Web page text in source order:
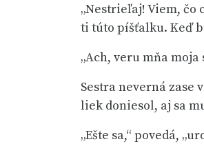
„Nestrieľaj! Viem, čo
ti túto píšťalku. Keď
„Ach, veru mňa
Sestra neverná zase
liek doniesol, aj sa
„Ešte sa,“ povedá,